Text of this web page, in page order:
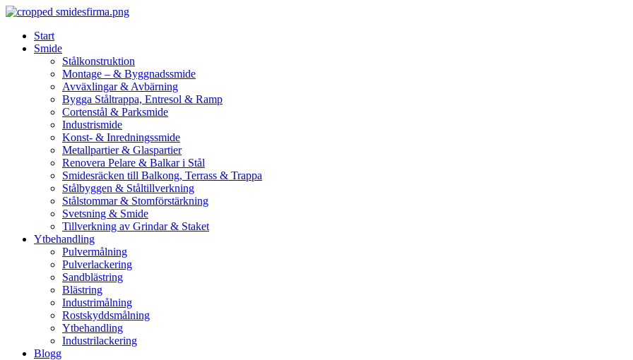
Skip
contentStart
Smide
Stålkonstruktion
Montage – & Byggnadssmide
Avväxlingar & Avbärning
Bygga Ståltrappa, Entresol & Ramp
Cortenstål & Parksmide
Industrismide
Konst- & Inredningssmide
Metallpartier & Glaspartier
Renovera Pelare & Balkar i Stål
Smidesräcken till Balkong, Terrass & Trappa
Stålbyggen & Ståltillverkning
Stålstommar & Stomförstärkning
Svetsning & Smide
Tillverkning av Grindar & Staket
Ytbehandling
Pulvermålning
Pulverlackering
Sandblästring
Blästring
Industrimålning
Rostskyddsmålning
Ytbehandling
Industrilackering
Blogg